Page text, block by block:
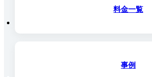
料金一覧
事例